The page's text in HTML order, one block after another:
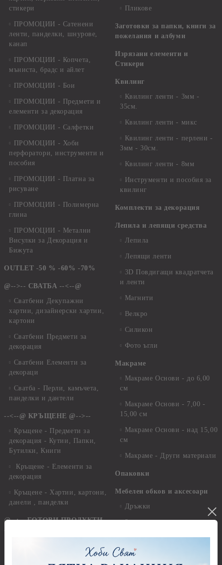
стикери
ПРОМОЦИИ - Сатенени
ленти, панделки, шнурове,
канап
ПРОМОЦИИ - Копчета,
мъниста, брадс и айлет
ПРОМОЦИИ - Бои
ПРОМОЦИИ - Предмети и
елементи за декорация
ПРОМОЦИИ - Салфетки
ПРОМОЦИИ - Хоби
перфоратори, инструменти и
пособия
ПРОМОЦИИ - Платна за
рисуване
ПРОМОЦИИ - Полимерна
глина
ПРОМОЦИИ - Метални
Висулки за Декорация и
Бижута
OUTLET -50 % -60% -70%
@-->-- СВАТБА --<--@
Сватбени Декупажни
хартии, дизайнерски хартии,
картони
Сватбени Предмети за
декорация
Сватбени Елементи за
декораци
Сватба - Перли, камъчета,
панделки и дантели
--<--@ КРЪЩЕНЕ @-->--
Кръщене - Предмети за
декорация - Кутии, Папки,
Бутилки, Книги
Кръщене - Елементи за
декорация
Кръщене - Хартии, картони,
данели , панделки
@--:---ГОТОВИ ПРОДУКТИ
---:--@
Пликове
Заготовки за папки, книги за
пожелания и албуми
Изрязани елементи и
Стикери
Квилинг
Квилинг ленти - 3мм -
35см.
Квилинг ленти - микс
Квилинг ленти - перлени -
3мм - 30см.
Квилинг ленти - 8мм
Инструменти и пособия за
квилинг
Комплекти за декорация
Лепила и лепящи средства
Лепила
Лепящи ленти
3D Повдигащи квадратчета
и ленти
Магнити
Велкро
Силикон
Фото ъгли
Макраме
Макраме Основи - до 6,00
см
Макраме Основи - 7,00 -
15,00 см
Макраме Основи - над 15,00
см
Макраме - Други материали
Опаковки
Мебелен обков и аксесоари
Дръжки
Закачалки
Крака за мебели
Други аксесоари, материали